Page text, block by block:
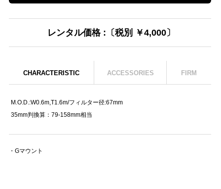
レンタル価格 :〔税別 ￥4,000〕
CHARACTERISTIC ACCESSORIES FIRM
M.O.D.:W0.6m,T1.6m/フィルター径:67mm
35mm判換算：79-158mm相当
・Gマウント